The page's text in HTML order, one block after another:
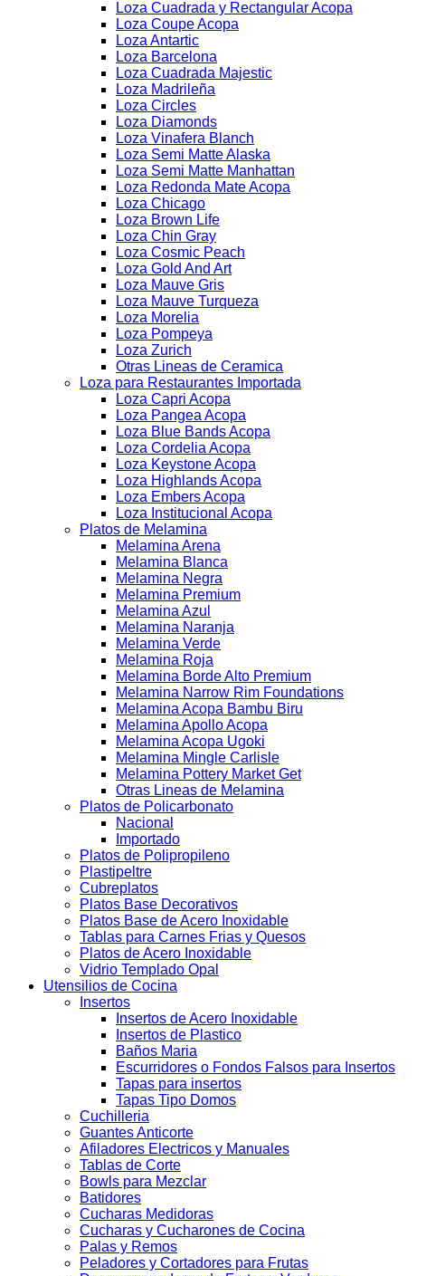
Loza Cuadrada y Rectangular Acopa
Loza Coupe Acopa
Loza Antartic
Loza Barcelona
Loza Cuadrada Majestic
Loza Madrileña
Loza Circles
Loza Diamonds
Loza Vinafera Blanch
Loza Semi Matte Alaska
Loza Semi Matte Manhattan
Loza Redonda Mate Acopa
Loza Chicago
Loza Brown Life
Loza Chin Gray
Loza Cosmic Peach
Loza Gold And Art
Loza Mauve Gris
Loza Mauve Turqueza
Loza Morelia
Loza Pompeya
Loza Zurich
Otras Lineas de Ceramica
Loza para Restaurantes Importada
Loza Capri Acopa
Loza Pangea Acopa
Loza Blue Bands Acopa
Loza Cordelia Acopa
Loza Keystone Acopa
Loza Highlands Acopa
Loza Embers Acopa
Loza Institucional Acopa
Platos de Melamina
Melamina Arena
Melamina Blanca
Melamina Negra
Melamina Premium
Melamina Azul
Melamina Naranja
Melamina Verde
Melamina Roja
Melamina Borde Alto Premium
Melamina Narrow Rim Foundations
Melamina Acopa Bambu Biru
Melamina Apollo Acopa
Melamina Acopa Ugoki
Melamina Mingle Carlisle
Melamina Pottery Market Get
Otras Lineas de Melamina
Platos de Policarbonato
Nacional
Importado
Platos de Polipropileno
Plastipeltre
Cubreplatos
Platos Base Decorativos
Platos Base de Acero Inoxidable
Tablas para Carnes Frias y Quesos
Platos de Acero Inoxidable
Vidrio Templado Opal
Utensilios de Cocina
Insertos
Insertos de Acero Inoxidable
Insertos de Plastico
Baños Maria
Escurridores o Fondos Falsos para Insertos
Tapas para insertos
Tapas Tipo Domos
Cuchilleria
Guantes Anticorte
Afiladores Electricos y Manuales
Tablas de Corte
Bowls para Mezclar
Batidores
Cucharas Medidoras
Cucharas y Cucharones de Cocina
Palas y Remos
Peladores y Cortadores para Frutas